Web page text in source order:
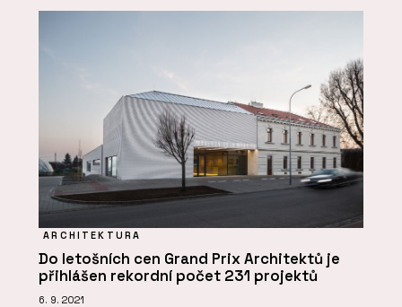
ARCHITEKTURA
Do letošních cen Grand Prix Architektů je
přihlášen rekordní počet 231 projektů
6. 9. 2021